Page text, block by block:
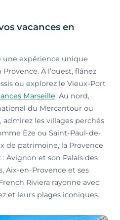
vacances en
une expérience unique
À l’ouest, flânez
ou explorez le Vieux-Port
Marseille. Au nord,
du Mercantour ou
admirez les villages perchés
Èze ou Saint-Paul-de-
de patrimoine, la Provence
Avignon et son Palais des
Aix-en-Provence et ses
Riviera rayonne avec
et leurs plages iconiques.